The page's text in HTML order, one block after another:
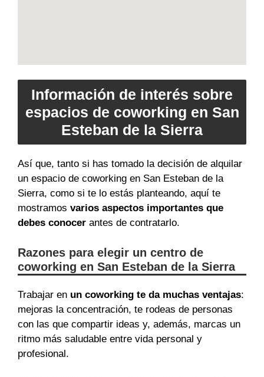
Información de interés sobre
espacios de coworking en San
Esteban de la Sierra
Así que, tanto si has tomado la decisión de alquilar
un espacio de coworking en San Esteban de la
Sierra, como si te lo estás planteando, aquí te
mostramos varios aspectos importantes que
debes conocer antes de contratarlo.
Razones para elegir un centro de
coworking en San Esteban de la Sierra
Trabajar en un coworking te da muchas ventajas:
mejoras la concentración, te rodeas de personas
con las que compartir ideas y, además, marcas un
ritmo más saludable entre vida personal y
profesional.